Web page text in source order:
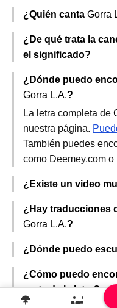
¿Quién canta Gorra
¿De qué trata la
el significado?
¿Dónde puedo
Gorra L.A.?
La letra completa de
nuestra página.
También puedes
como Deemey.com o
¿Existe un video
¿Hay traducciones
Gorra L.A.?
¿Dónde puedo
¿Cómo puedo
parte de la letra?